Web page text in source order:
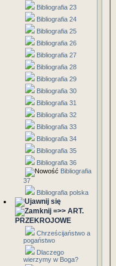
Bibliografia 23
Bibliografia 24
Bibliografia 25
Bibliografia 26
Bibliografia 27
Bibliografia 28
Bibliografia 29
Bibliografia 30
Bibliografia 31
Bibliografia 32
Bibliografia 33
Bibliografia 34
Bibliografia 35
Bibliografia 36
Bibliografia
37
Bibliografia polska
=>> ART.
PRZEKROJOWE
Chrześcijaństwo a
pogaństwo
Dlaczego
wierzymy w Boga?